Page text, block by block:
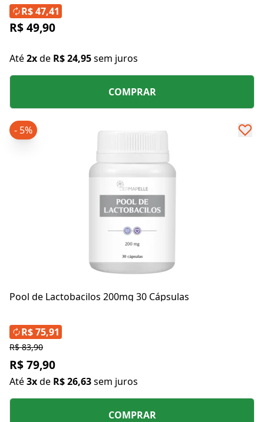
R$ 49,90
Até2xde R$ 24,95sem juros
R$ 47,41
COMPRAR
Pool de Lactobacilos 200mg 30 Cápsulas
- 5%
R$ 83,90
R$ 79,90
Até3xde R$ 26,63sem juros
R$ 75,91
COMPRAR